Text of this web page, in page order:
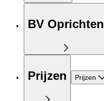
BV Oprichten
Prijzen Prijzen